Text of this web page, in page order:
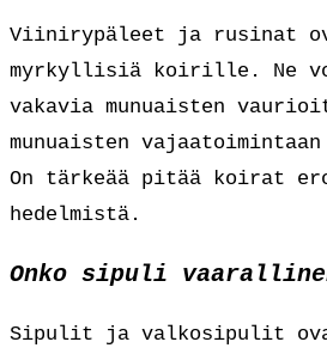
Viinirypäleet ja rusinat
myrkyllisiä koirille. Ne
vakavia munuaisten
munuaisten
On tärkeää pitää koirat
hedelmistä.
Onko sipuli
Sipulit ja valkosipulit